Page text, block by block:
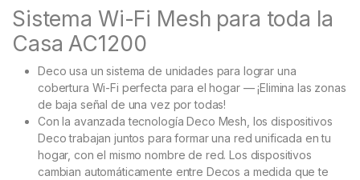
Sistema Wi-Fi Mesh para toda la
Casa AC1200
Deco usa un sistema de unidades para lograr una
cobertura Wi-Fi perfecta para el hogar — ¡Elimina las zonas
de baja señal de una vez por todas!
Con la avanzada tecnología Deco Mesh, los dispositivos
Deco trabajan juntos para formar una red unificada en tu
hogar, con el mismo nombre de red. Los dispositivos
cambian automáticamente entre Decos a medida que te